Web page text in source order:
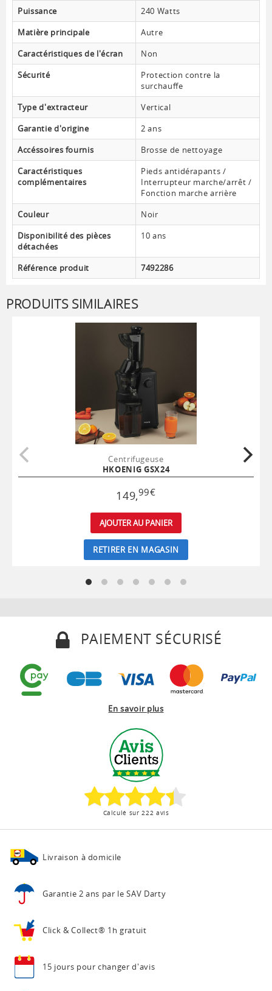
Puissance
240 Watts
Matière principale
Autre
Caractéristiques de l'écran
Non
Sécurité
Protection contre la
surchauffe
Type d'extracteur
Vertical
Garantie d'origine
2 ans
Accéssoires fournis
Brosse de nettoyage
Caractéristiques
complémentaires
Pieds antidérapants /
Interrupteur marche/arrêt /
Fonction marche arrière
Couleur
Noir
Disponibilité des pièces
détachées
10 ans
Référence produit 7492286
PRODUITS SIMILAIRES
Centrifugeuse
HKOENIG GSX24
149,99€
AJOUTER AU PANIER
RETIRER EN MAGASIN
PAIEMENT SÉCURISÉ
En savoir plus
Calculé sur 222 avis
Livraison à domicile
Garantie 2 ans par le SAV Darty
Click & Collect® 1h gratuit
15 jours pour changer d'avis